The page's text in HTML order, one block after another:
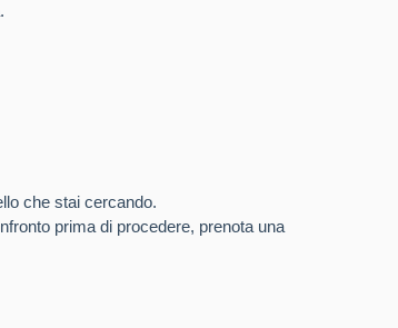
che stai cercando.
prima di procedere, prenota una